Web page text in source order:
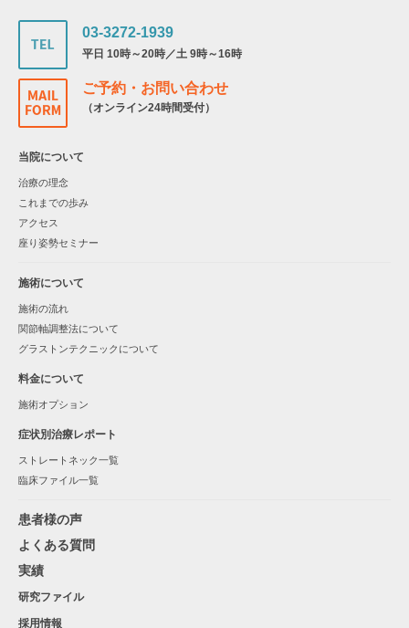
03-3272-1939
平日 10時～20時／土 9時～16時
ご予約・お問い合わせ
（オンライン24時間受付）
当院について
治療の理念
これまでの歩み
アクセス
座り姿勢セミナー
施術について
施術の流れ
関節軸調整法について
グラストンテクニックについて
料金について
施術オプション
症状別治療レポート
ストレートネック一覧
臨床ファイル一覧
患者様の声
よくある質問
実績
研究ファイル
採用情報